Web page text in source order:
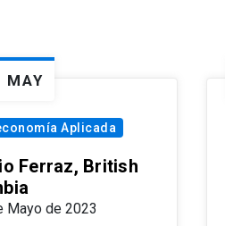
MAY
Aplicada
Ferraz, British
Mayo de 2023